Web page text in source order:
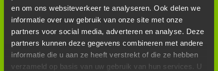
en om ons websiteverkeer te analyseren. Ook delen we
informatie over uw gebruik van onze site met onze
partners voor social media, adverteren en analyse. Deze
partners kunnen deze gegevens combineren met andere
informatie die u aan ze heeft verstrekt of die ze hebben
verzameld op basis van uw gebruik van hun services. U
EUROPAVAKANTIEPAKKET,
RECREATIEF GEBRUIK:
Hotelovernachting inzittenden
Vervangend vervoer (max. 4 dagen)